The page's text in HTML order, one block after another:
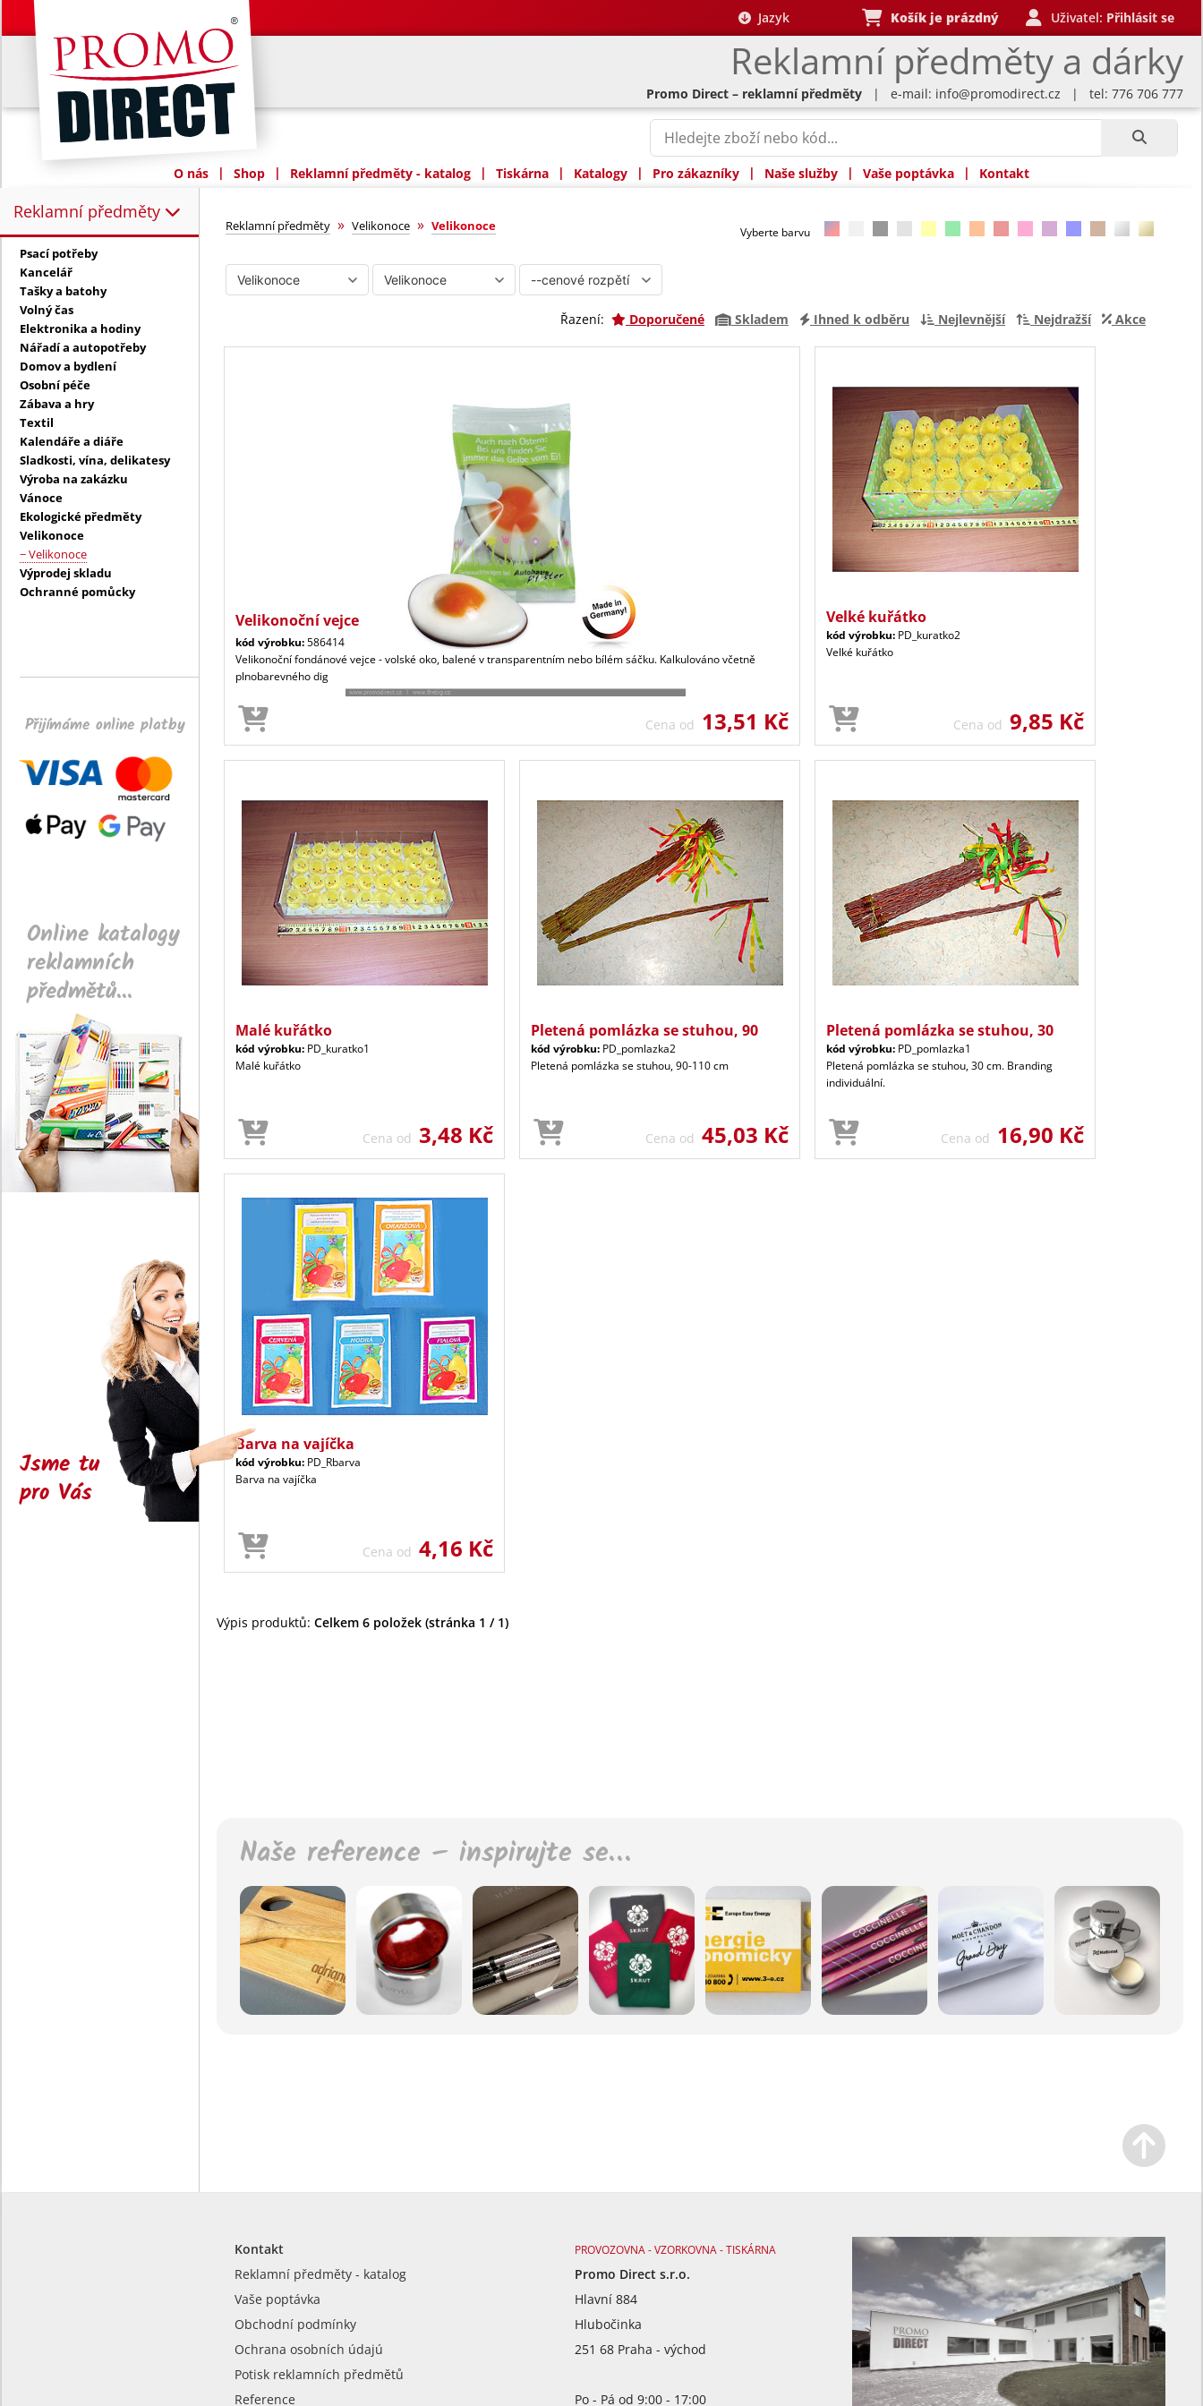
Reklamní předměty a dárky
Jazyk Košík je prázdný Uživatel: Přihlásit se
Promo Direct – reklamní předměty | e-mail: info@promodirect.cz | tel: 776 706 777
O nás | Shop | Reklamní předměty - katalog | Tiskárna | Katalogy | Pro zákazníky | Naše služby | Vaše poptávka | Kontakt
Reklamní předměty
Reklamní předměty:
Psací potřeby
Kancelář
Tašky a batohy
Volný čas
Elektronika a hodiny
Nářadí a autopotřeby
Domov a bydlení
Osobní péče
Zábava a hry
Textil
Kalendáře a diáře
Sladkosti, vína, delikatesy
Výroba na zakázku
Vánoce
Ekologické předměty
Velikonoce
− Velikonoce
Výprodej skladu
Ochranné pomůcky
Přijímáme online platby
Online katalogy
reklamních
předmětů...
Jsme tu
pro Vás
Velikonoce
Reklamní předměty » Velikonoce » Velikonoce Vyberte barvu
Řazení: Doporučené Skladem Ihned k odběru Nejlevnější Nejdražší Akce
Velikonoční vejce
kód výrobku:586414
Velikonoční fondánové vejce - volské oko, balené v transparentním nebo bílém sáčku. Kalkulováno včetně
plnobarevného dig
Cena od 13,51 Kč
Velké kuřátko
kód výrobku: PD_kuratko2
Velké kuřátko
Cena od 9,85 Kč
Malé kuřátko
kód výrobku: PD_kuratko1
Malé kuřátko
Cena od 3,48 Kč
Pletená pomlázka se stuhou, 90
kód výrobku: PD_pomlazka2
Pletená pomlázka se stuhou, 90-110 cm
Cena od 45,03 Kč
Pletená pomlázka se stuhou, 30
kód výrobku: PD_pomlazka1
Pletená pomlázka se stuhou, 30 cm. Branding
individuální.
Cena od 16,90 Kč
Barva na vajíčka
kód výrobku: PD_Rbarva
Barva na vajíčka
Cena od 4,16 Kč
Výpis produktů: Celkem 6 položek (stránka 1 / 1)
Naše reference – inspirujte se…
Kontakt
Reklamní předměty - katalog
Vaše poptávka
Obchodní podmínky
Ochrana osobních údajú
Potisk reklamních předmětů
Reference
PROVOZOVNA - VZORKOVNA - TISKÁRNA
Promo Direct s.r.o.
Hlavní 884
Hlubočinka
251 68 Praha - východ
Po - Pá od 9:00 - 17:00